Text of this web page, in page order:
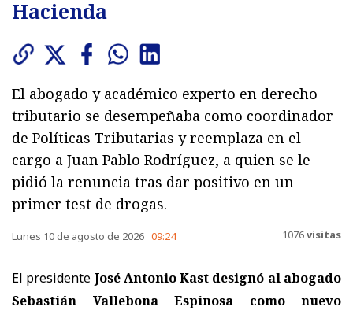
Hacienda
El abogado y académico experto en derecho
tributario se desempeñaba como coordinador
de Políticas Tributarias y reemplaza en el
cargo a Juan Pablo Rodríguez, a quien se le
pidió la renuncia tras dar positivo en un
primer test de drogas.
Lunes 10 de agosto de 2026 09:24 1076visitas
El presidente José Antonio Kast designó al abogado
Sebastián Vallebona Espinosa como nuevo